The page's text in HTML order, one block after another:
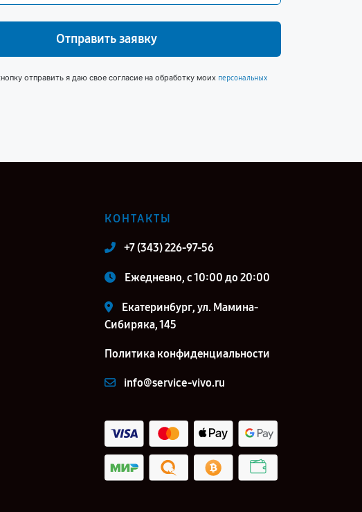
Отправить заявку
отправить я даю свое согласие на обработку моих персональных
КОНТАКТЫ
+7 (343) 226-97-56
Ежедневно, с 10:00 до 20:00
Екатеринбург, ул. Мамина-
Сибиряка, 145
Политика конфиденциальности
info@service-vivo.ru